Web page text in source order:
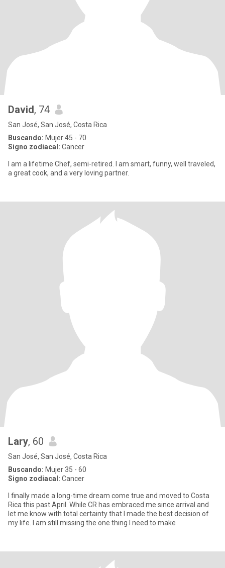
David, 74
San José, San José, Costa Rica
Buscando: Mujer 45 - 70
Signo zodiacal: Cancer
I am a lifetime Chef, semi-retired. I am smart, funny, well traveled,
a great cook, and a very loving partner.
Lary, 60
San José, San José, Costa Rica
Buscando: Mujer 35 - 60
Signo zodiacal: Cancer
I finally made a long-time dream come true and moved to Costa
Rica this past April. While CR has embraced me since arrival and
let me know with total certainty that I made the best decision of
my life. I am still missing the one thing I need to make